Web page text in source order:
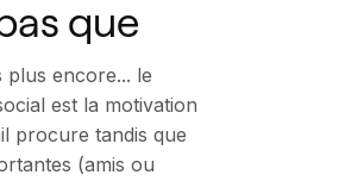
que
plus encore... le
est la motivation
procure tandis que
(amis ou